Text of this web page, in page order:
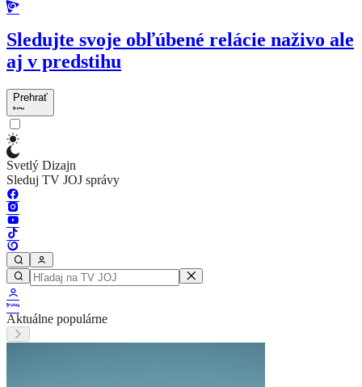
Sledujte svoje obľúbené relácie naživo ale
aj v predstihu
Prehrať
Svetlý Dizajn
Sleduj TV JOJ správy
Aktuálne populárne